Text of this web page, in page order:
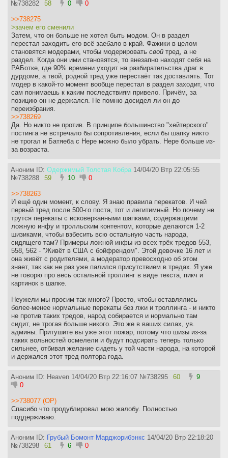
№738282 58 0 0
>>738275
>зачем его сменили
Затем, что он больше не хотел быть модом. Он в раздел
перестал заходить его всё заебало в край. Фажики в целом
становятся модерами, чтобы модерировать свой тред, а не
раздел. Когда они ими становятся, то внезапно находят себя на
РАБотке, где 90% времени уходит на разбирательства драг в
дурдоме, а твой, родной тред уже перестаёт так доставлять. Тот
модер в какой-то момент вообще перестал в раздел заходит, что
сам понимаешь к каким последствиям привело. Причём, за
позицию он не держался. Не помню досидел ли он до
переизбрания.
>>738269
Да. Но никто не против. В принципе большинство "хейтерского"
постинга не встречало бы сопротивления, если бы шапку никто
не трогал и Батяеба с Нере можно было убрать. Нере больше из-
за возраста.
Аноним ID: Одержимый Толстая Кобра 14/04/20 Втр 22:05:55
№738288 59 10 0
>>738263
И ещё один момент, к слову. Я знаю правила перекатов. И чей
первый тред после 500-го поста, тот и легитимный. Но почему не
трутся перекаты с исковерканными шапками, содержащими
ложную инфу и тролльским контентом, которые делаются 1-2
шизиками, чтобы взбесить всю остальную часть народа,
сидящего там? Примеры ложной инфы из всех трёх тредов 553,
558, 562 - "Живёт в США с бойфрендом". Этой девочке 16 лет и
она живёт с родителями, а модератор превосходно об этом
знает, так как не раз уже палился присутствием в тредах. Я уже
не говорю про весь остальной троллинг в виде текста, пикч и
картинок в шапке.
Неужели мы просим так много? Просто, чтобы оставлялись
более-менее нормальные перекаты без лжи и троллинга - и никто
не против таких тредов, народ собирается и нормально там
сидит, не трогая больше никого. Это же в ваших силах, ув.
админы. Притушите вы уже этот пожар, потому что шизы из-за
таких вольностей осмелели и будут подсирать теперь только
сильнее, отбивая желание сидеть у той части народа, на которой
и держался этот тред полтора года.
Аноним ID: Heaven 14/04/20 Втр 22:16:07 №738295 60
9
0
>>738077 (OP)
Спасибо что продублировал мою жалобу. Полностью
поддерживаю.
Аноним ID: Грубый Бомонт Марджорибэнкс 14/04/20 Втр 22:18:20
№738298 61 6 0